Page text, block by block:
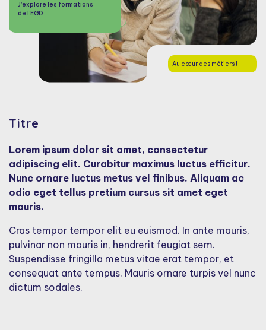
Au cœur des métiers !
J’explore les formations
de l’EGD
Titre
Lorem ipsum dolor sit amet, consectetur
adipiscing elit. Curabitur maximus luctus efficitur.
Nunc ornare luctus metus vel finibus. Aliquam ac
odio eget tellus pretium cursus sit amet eget
mauris.
Cras tempor tempor elit eu euismod. In ante mauris,
pulvinar non mauris in, hendrerit feugiat sem.
Suspendisse fringilla metus vitae erat tempor, et
consequat ante tempus. Mauris ornare turpis vel nunc
dictum sodales.